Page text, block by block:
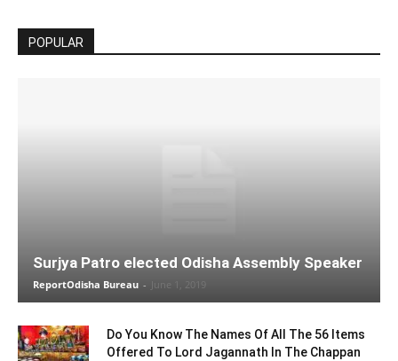
POPULAR
Surjya Patro elected Odisha Assembly Speaker
ReportOdisha Bureau - June 1, 2019
Do You Know The Names Of All The 56 Items
Offered To Lord Jagannath In The Chappan